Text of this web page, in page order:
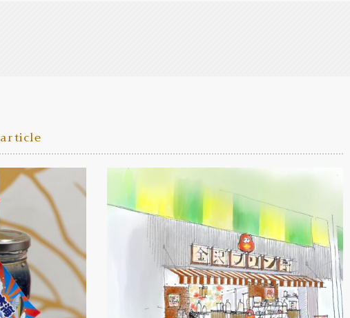
article